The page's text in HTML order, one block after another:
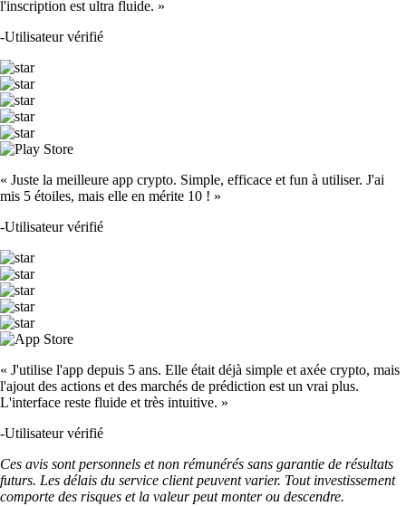
l'inscription est ultra fluide. »
-Utilisateur vérifié
« Juste la meilleure app crypto. Simple, efficace et fun à utiliser. J'ai
mis 5 étoiles, mais elle en mérite 10 ! »
-Utilisateur vérifié
« J'utilise l'app depuis 5 ans. Elle était déjà simple et axée crypto, mais
l'ajout des actions et des marchés de prédiction est un vrai plus.
L'interface reste fluide et très intuitive. »
-Utilisateur vérifié
Ces avis sont personnels et non rémunérés sans garantie de résultats
futurs. Les délais du service client peuvent varier. Tout investissement
comporte des risques et la valeur peut monter ou descendre.